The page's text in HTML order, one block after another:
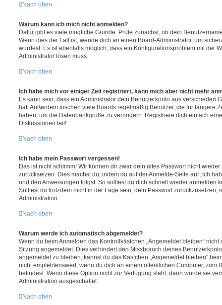
Nach oben
Warum kann ich mich nicht anmelden?
Dafür gibt es viele mögliche Gründe. Prüfe zunächst, ob dein
Wenn dies der Fall ist, wende dich an einen Board-Administrator, um
wurdest. Es ist ebenfalls möglich, dass ein Konfigurationsproblem mit der
Administrator lösen muss.
Nach oben
Ich habe mich vor einiger Zeit registriert, kann mich aber nicht mehr
Es kann sein, dass ein Administrator dein Benutzerkonto aus verschieden
hat. Außerdem löschen viele Boards regelmäßig Benutzer, die für längere
haben, um die Datenbankgröße zu verringern. Registriere dich einfach
Diskussionen teil!
Nach oben
Ich habe mein Passwort vergessen!
Das ist nicht schlimm! Wir können dir zwar dein altes Passwort nicht
zurücksetzen. Dies machst du, indem du auf der Anmelde-Seite auf „Ich
und den Anweisungen folgst. So solltest du dich schnell wieder anmelden
Solltest du trotzdem nicht in der Lage sein, dein Passwort zurückzusetzen,
Administration.
Nach oben
Warum werde ich automatisch abgemeldet?
Wenn du beim Anmelden das Kontrollkästchen „Angemeldet bleiben“
Sitzung angemeldet. Dies verhindert den Missbrauch deines
angemeldet zu bleiben, kannst du das Kästchen „Angemeldet bleiben“
nicht empfehlenswert, wenn du dich an einem öffentlichen Computer, zum
befindest. Wenn diese Option nicht zur Verfügung steht, dann wurde sie
Administration ausgeschaltet.
Nach oben